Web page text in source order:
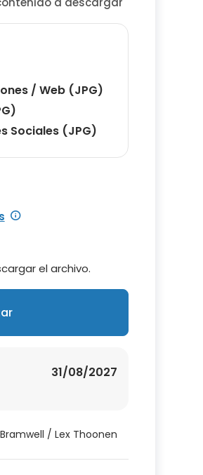
/ Web (JPG)
Sociales (JPG)
el archivo.
31/08/2027
/ Lex Thoonen